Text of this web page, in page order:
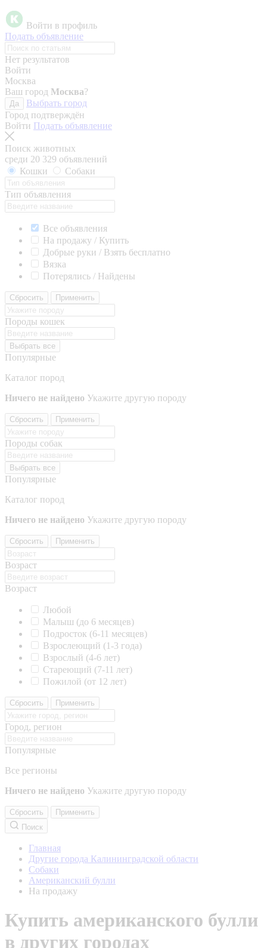
Войти в профиль
Подать объявление
Нет результатов
Войти
Москва
Ваш город Москва?
Да
Выбрать город
Город подтверждён
Войти Подать объявление
Поиск животных
среди 20 329 объявлений
Кошки
Собаки
Тип объявления
Все объявления
На продажу / Купить
Добрые руки / Взять бесплатно
Вязка
Потерялись / Найдены
Сбросить Применить
Породы кошек
Выбрать все
Популярные
Каталог пород
Ничего не найдено Укажите другую породу
Сбросить Применить
Породы собак
Выбрать все
Популярные
Каталог пород
Ничего не найдено Укажите другую породу
Сбросить Применить
Возраст
Возраст
Любой
Малыш (до 6 месяцев)
Подросток (6-11 месяцев)
Взрослеющий (1-3 года)
Взрослый (4-6 лет)
Стареющий (7-11 лет)
Пожилой (от 12 лет)
Сбросить Применить
Город, регион
Популярные
Все регионы
Ничего не найдено Укажите другую породу
Сбросить
Применить
Поиск
Главная
Другие города Калининградской области
Собаки
Американский булли
На продажу
Купить американского булли
в других городах